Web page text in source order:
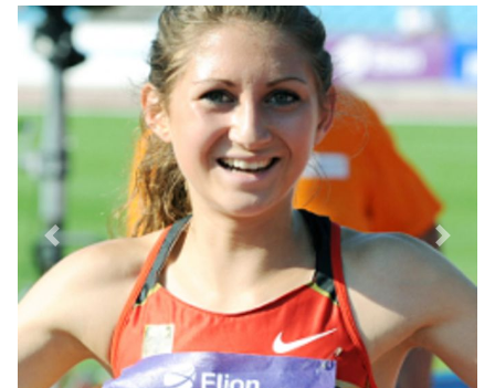
Previous Next